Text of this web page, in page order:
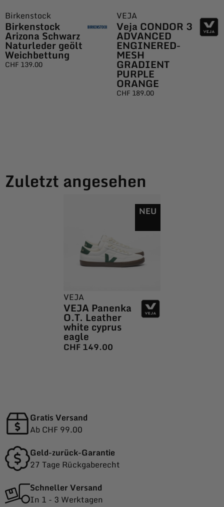
Birkenstock
Birkenstock
Arizona Schwarz
Naturleder geölt
Weichbettung
CHF 139.00
VEJA
Veja CONDOR 3
ADVANCED
ENGINERED-
MESH
GRADIENT
PURPLE
ORANGE
CHF 189.00
Zuletzt angesehen
NEU
VEJA
VEJA Panenka
O.T. Leather
white cyprus
eagle
CHF149.00
Gratis Versand
Ab CHF 99.00
Geld-zurück-Garantie
27 Tage Rückgaberecht
Schneller Versand
In 1 - 3 Werktagen